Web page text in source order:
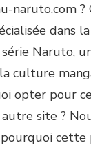
naruto.com ?
dans
Naruto,
culture
opter pour
site ?